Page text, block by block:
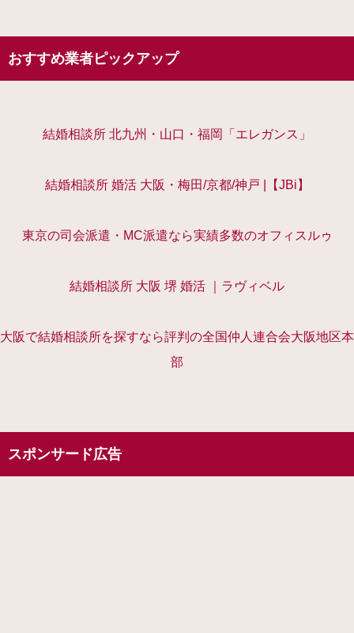
おすすめ業者ピックアップ
結婚相談所 北九州・山口・福岡「エレガンス」
結婚相談所 婚活 大阪・梅田/京都/神戸 |【JBi】
東京の司会派遣・MC派遣なら実績多数のオフィスルゥ
結婚相談所 大阪 堺 婚活 ｜ラヴィベル
大阪で結婚相談所を探すなら評判の全国仲人連合会大阪地区本
部
スポンサード広告